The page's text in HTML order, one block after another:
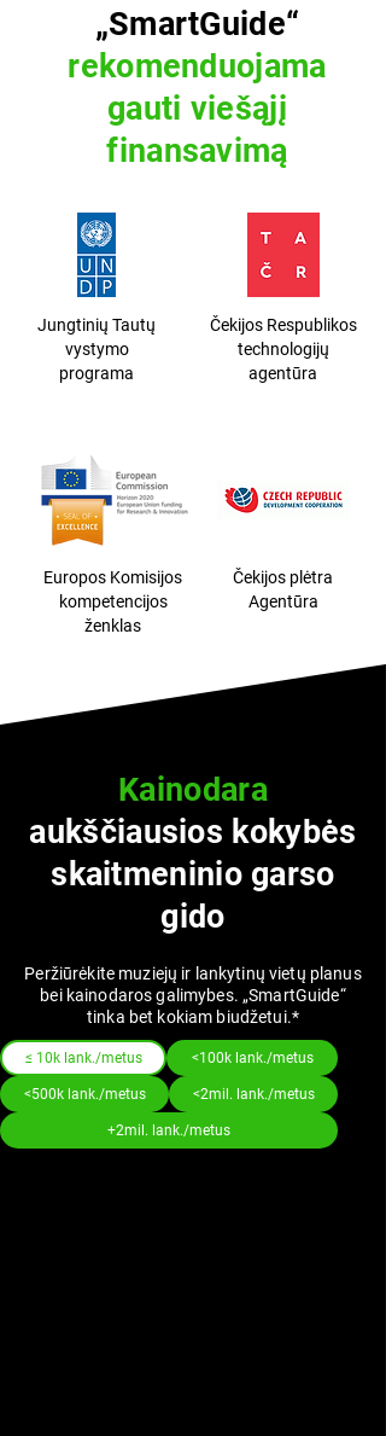
„SmartGuide“
rekomenduojama
gauti viešąjį
finansavimą
Jungtinių Tautų
vystymo
programa
Europos Komisijos
kompetencijos
ženklas
Čekijos Respublikos
technologijų
agentūra
Čekijos plėtra
Agentūra
Kainodara
aukščiausios kokybės
skaitmeninio garso
gido
Peržiūrėkite muziejų ir lankytinų vietų planus
bei kainodaros galimybes. „SmartGuide“
tinka bet kokiam biudžetui.*
≤ 10k lank./metus <100k lank./metus
<500k lank./metus <2mil. lank./metus
+2mil. lank./metus